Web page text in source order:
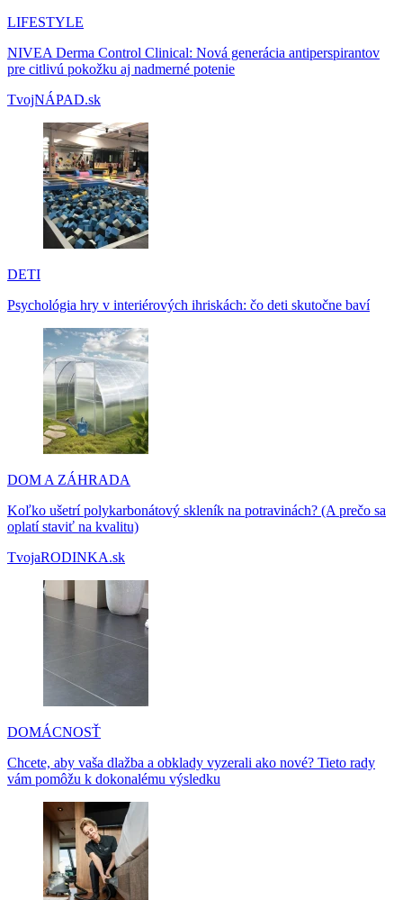
LIFESTYLE
NIVEA Derma Control Clinical: Nová generácia antiperspirantov
pre citlivú pokožku aj nadmerné potenie
TvojNÁPAD.sk
DETI
Psychológia hry v interiérových ihriskách: čo deti skutočne baví
DOM A ZÁHRADA
Koľko ušetrí polykarbonátový skleník na potravinách? (A prečo sa
oplatí staviť na kvalitu)
TvojaRODINKA.sk
DOMÁCNOSŤ
Chcete, aby vaša dlažba a obklady vyzerali ako nové? Tieto rady
vám pomôžu k dokonalému výsledku